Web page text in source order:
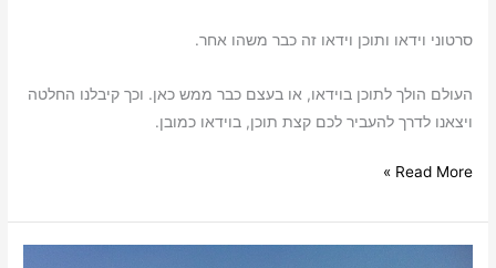
סרטוני וידאו ותוכן וידאו זה כבר משהו אחר.
העולם הולך לתוכן בוידאו, או בעצם כבר ממש כאן. וכך קיבלנו החלטה
ויצאנו לדרך להעביר לכם קצת תוכן, בוידאו כמובן.
Read More »